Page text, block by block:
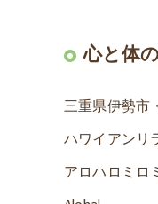
心と体
三重県伊勢市
ハワイアンリ
アロハロミ